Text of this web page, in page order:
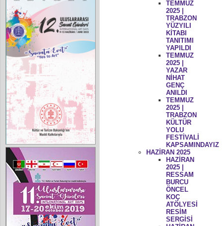
TEMMUZ
2025 |
TRABZON
YÜZYILI
KİTABI
TANITIMI
YAPILDI
TEMMUZ
2025 |
YAZAR
NİHAT
GENÇ
ANILDI
TEMMUZ
2025 |
TRABZON
KÜLTÜR
YOLU
FESTİVALİ
KAPSAMINDAYIZ
HAZİRAN 2025
HAZİRAN
2025 |
RESSAM
BURCU
ÖNCEL
KOÇ
ATÖLYESİ
RESİM
SERGİSİ